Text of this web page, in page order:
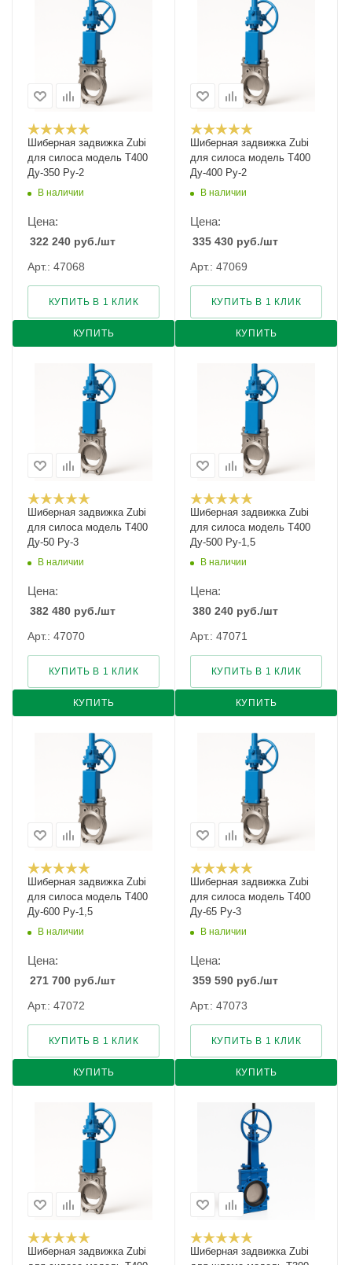
Шиберная задвижка Zubi
для силоса модель Т400
Ду-350 Ру-2
В наличии
Цена:
322 240 руб./шт
Арт.: 47068
КУПИТЬ
КУПИТЬ В 1 КЛИК
Шиберная задвижка Zubi
для силоса модель Т400
Ду-400 Ру-2
В наличии
Цена:
335 430 руб./шт
Арт.: 47069
КУПИТЬ
КУПИТЬ В 1 КЛИК
Шиберная задвижка Zubi
для силоса модель Т400
Ду-50 Ру-3
В наличии
Цена:
382 480 руб./шт
Арт.: 47070
КУПИТЬ
КУПИТЬ В 1 КЛИК
Шиберная задвижка Zubi
для силоса модель Т400
Ду-500 Ру-1,5
В наличии
Цена:
380 240 руб./шт
Арт.: 47071
КУПИТЬ
КУПИТЬ В 1 КЛИК
Шиберная задвижка Zubi
для силоса модель Т400
Ду-600 Ру-1,5
В наличии
Цена:
271 700 руб./шт
Арт.: 47072
КУПИТЬ
КУПИТЬ В 1 КЛИК
Шиберная задвижка Zubi
для силоса модель Т400
Ду-65 Ру-3
В наличии
Цена:
359 590 руб./шт
Арт.: 47073
КУПИТЬ
КУПИТЬ В 1 КЛИК
Шиберная задвижка Zubi
Шиберная задвижка Zubi